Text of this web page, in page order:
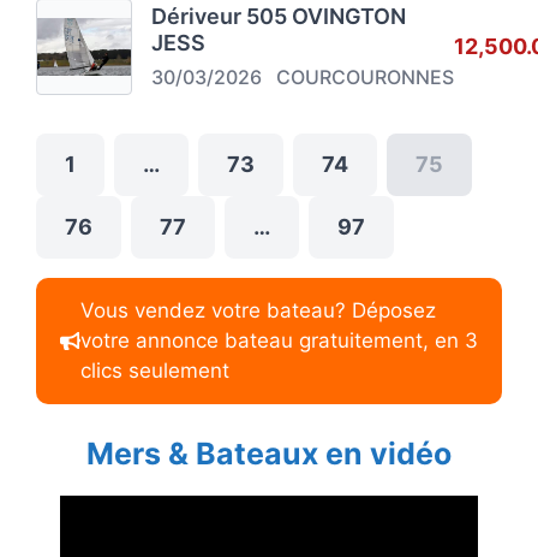
Dériveur 505 OVINGTON
JESS
30/03/2026 COURCOURONNES
1 … 73 74 75
76 77 … 97
Vous vendez votre bateau? Déposez
votre annonce bateau gratuitement, en 3
clics seulement
Mers & Bateaux en vidéo